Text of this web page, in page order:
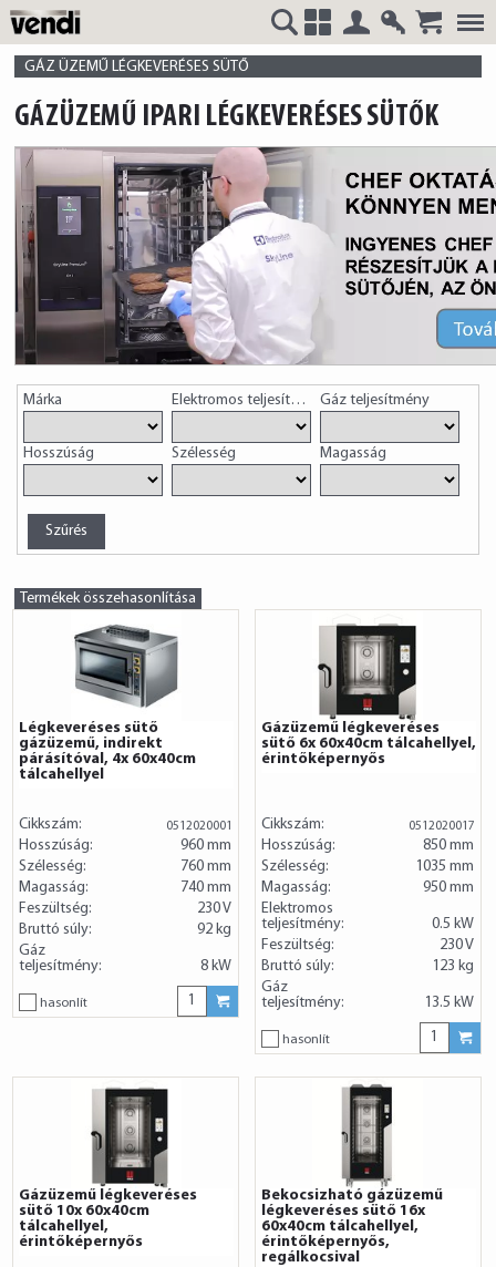
VENDI
HUNGÁRIA
Kft.
GÁZ ÜZEMŰ LÉGKEVERÉSES SÜTŐ
GÁZÜZEMŰ IPARI LÉGKEVERÉSES SÜTŐK
Márka Elektromos teljesítményGáz teljesítmény
Hosszúság Szélesség Magasság
Termékek összehasonlítása
Légkeveréses sütő
gázüzemű, indirekt
párásítóval, 4x 60x40cm
tálcahellyel
Cikkszám: 0512020001
Hosszúság:
960 mm
Szélesség:
760 mm
Magasság:
740 mm
Feszültség:
230 V
Bruttó súly:
92 kg
Gáz
teljesítmény:
8 kW
hasonlít
Gázüzemű légkeveréses
sütő 6x 60x40cm tálcahellyel,
érintőképernyős
Cikkszám: 0512020017
Hosszúság:
850 mm
Szélesség:
1035 mm
Magasság:
950 mm
Elektromos
teljesítmény:
0.5 kW
Feszültség:
230 V
Bruttó súly:
123 kg
Gáz
teljesítmény:
13.5 kW
hasonlít
Gázüzemű légkeveréses
sütő 10x 60x40cm
tálcahellyel,
érintőképernyős
Bekocsizható gázüzemű
légkeveréses sütő 16x
60x40cm tálcahellyel,
érintőképernyős,
regálkocsival